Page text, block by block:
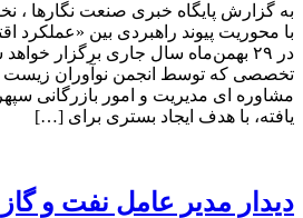
به گزارش پایگاه خبری صنعت نگارها ،
با محوریت پیوند راهبردی بین «عملکرد
در ۲۹ بهمن‌ماه سال جاری برگزار
تخصصی که توسط انجمن نوآوران زیست
مشاوره ای مدیریت و امور بازرگانی
یافته، با هدف ایجاد بستری برای […]
دیدار مدیر عامل نفت و گاز